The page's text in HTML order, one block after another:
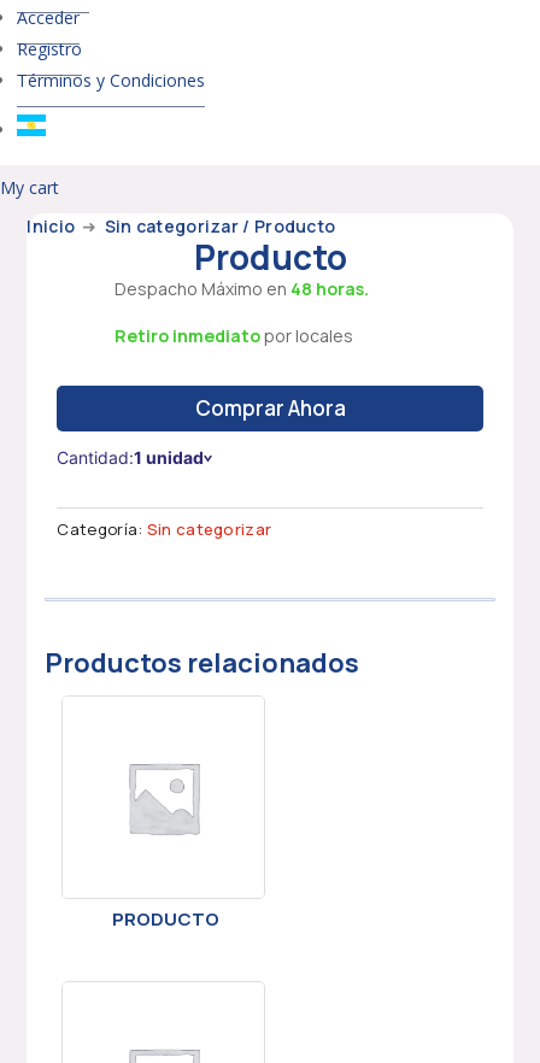
Acceder
Registro
Términos y Condiciones
My cart
Inicio ➜ Sin categorizar / Producto
Producto
Despacho Máximo en 48 horas.
Retiro inmediatopor locales
Comprar Ahora
Cantidad:1 unidad
Categoría: Sin categorizar
Productos relacionados
PRODUCTO